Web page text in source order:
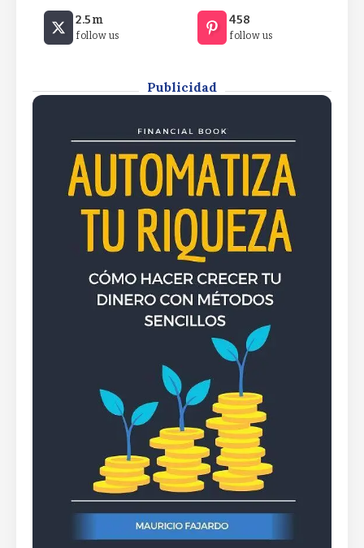
XRP Ledger privacy vote targets
$530M RWA marketXRP Ledger
privacy vote targets $530M RWA
ByRafael Martín F.
2.5m
follow us
458
follow us
Publicidad